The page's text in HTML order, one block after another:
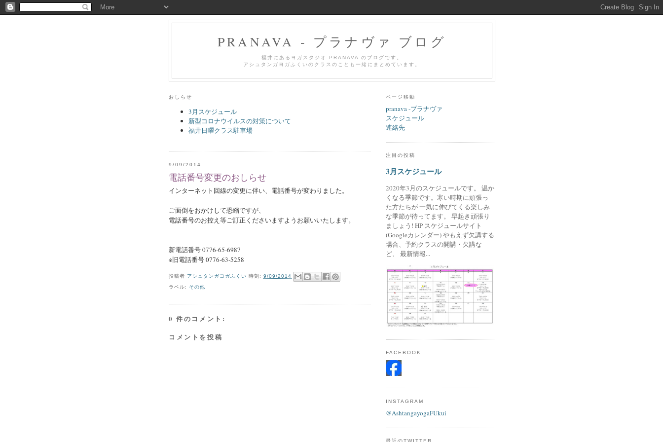
PRANAVA - プラナヴァ ブログ
福井にあるヨガスタジオ PRANAVA のブログです。
アシュタンガヨガふくいのクラスのことも一緒にまとめています。
おしらせ
3月スケジュール
新型コロナウイルスの対策について
福井日曜クラス駐車場
9/09/2014
電話番号変更のおしらせ
インターネット回線の変更に伴い、電話番号が変わりました。
ご面倒をおかけして恐縮ですが、
電話番号のお控え等ご訂正くださいますようお願いいたします。
新電話番号 0776-65-6987
※旧電話番号 0776-63-5258
投稿者 アシュタンガヨガふくい 時刻:9/09/2014
ラベル: その他
0 件のコメント:
コメントを投稿
ページ移動
pranava -プラナヴァ
スケジュール
連絡先
注目の投稿
3月スケジュール
2020年3月のスケジュールです。 温か
くなる季節です。寒い時期に頑張っ
た方たちが 一気に伸びてくる楽しみ
な季節が待ってます。 早起き頑張り
ましょう! HP スケジュールサイト
(Googleカレンダー) やもえず欠講する
場合、予約クラスの開講・欠講な
ど、 最新情報...
FACEBOOK
INSTAGRAM
@AshtangayogaFUkui